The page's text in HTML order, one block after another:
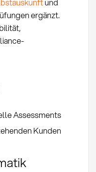
und
ergänzt.
Assessments
Kunden